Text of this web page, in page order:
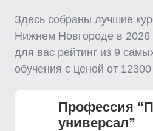
Здесь собраны лучшие
Нижнем Новгороде в 2026
для вас рейтинг из 9
обучения с ценой от 12300
Профессия
универсал”